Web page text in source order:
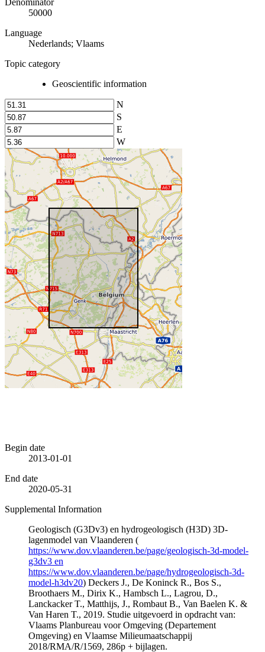
50000
Language
Nederlands; Vlaams
Topic category
Geoscientific information
N
S
E
W
Begin date
2013-01-01
End date
2020-05-31
Supplemental Information
Geologisch (G3Dv3) en hydrogeologisch (H3D) 3D-
lagenmodel van Vlaanderen (
https://www.dov.vlaanderen.be/page/geologisch-3d-model-
g3dv3 en
https://www.dov.vlaanderen.be/page/hydrogeologisch-3d-
model-h3dv20) Deckers J., De Koninck R., Bos S.,
Broothaers M., Dirix K., Hambsch L., Lagrou, D.,
Lanckacker T., Matthijs, J., Rombaut B., Van Baelen K. &
Van Haren T., 2019. Studie uitgevoerd in opdracht van:
Vlaams Planbureau voor Omgeving (Departement
Omgeving) en Vlaamse Milieumaatschappij
2018/RMA/R/1569, 286p + bijlagen.